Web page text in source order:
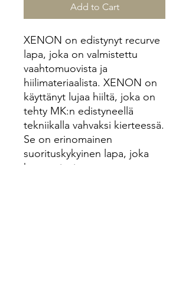
Add to Cart
XENON on edistynyt recurve
lapa, joka on valmistettu
vaahtomuovista ja
hiilimateriaalista. XENON on
käyttänyt lujaa hiiltä, joka on
tehty MK:n edistyneellä
tekniikalla vahvaksi kierteessä.
Se on erinomainen
suorituskykyinen lapa, joka
harmonisoituu